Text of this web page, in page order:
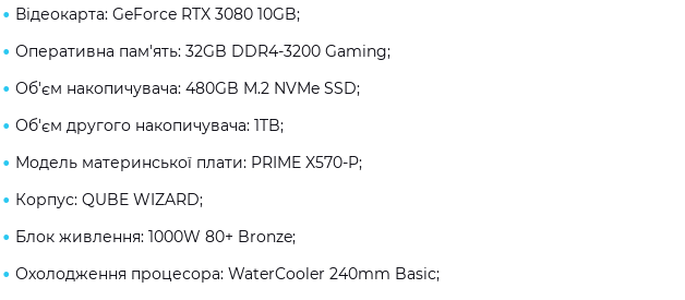
Відеокарта: GeForce RTX 3080 10GB;
Оперативна пам'ять: 32GB DDR4-3200 Gaming;
Об'єм накопичувача: 480GB M.2 NVMe SSD;
Об'єм другого накопичувача: 1TB;
Модель материнської плати: PRIME X570-P;
Корпус: QUBE WIZARD;
Блок живлення: 1000W 80+ Bronze;
Охолодження процесора: WaterCooler 240mm Basic;